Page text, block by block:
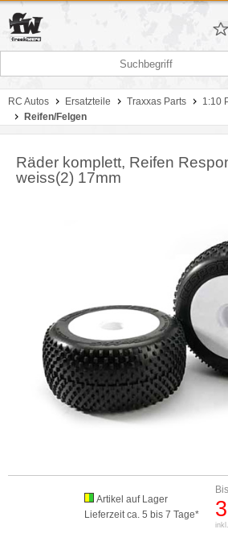
RC Autos Ersatzteile Traxxas Parts
1:10
Reifen/Felgen
Räder komplett, Reifen
weiss(2) 17mm
Artikel auf Lager
Lieferzeit ca. 5 bis 7 Tage*